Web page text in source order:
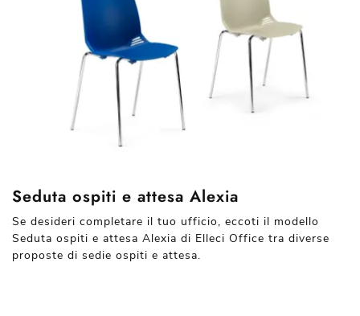
Seduta ospiti e attesa Alexia
Se desideri completare il tuo ufficio, eccoti il modello
Seduta ospiti e attesa Alexia di Elleci Office tra diverse
proposte di sedie ospiti e attesa.